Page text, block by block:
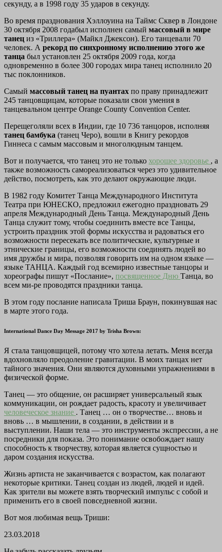
секунду, а в 1998 году 35 ударов в секунду.
Во время празднования Хэллоуина на Таймс Сквер в Лондоне
30 октября 2008 годабыл исполнен самый массовый в мире
танец из «Триллера» (Майкл Джексон). Его танцевали 70
человек. А рекорд по синхронному исполнению этого же
танца был установлен 25 октября 2009 года, когда
одновременно в более 300 городах мира танец исполнило 20
тыс поклонников.
Самый массовый танец на пуантах по праву принадлежит
245 танцовщицам, которые показали свои умения в
танцевальном центре Orange County Convention Center.
Перещеголяли всех в Индии, где 10 736 танцоров, исполняя
танец бамбука (танец Черо), вошли в Книгу рекордов
Гиннеса с самым массовым и многолюдным танцем.
Вот и получается, что танец это не только хорошее здоровье , а
также возможность самореализоваться через это удивительное
действо, посмотреть, как это делают окружающие люди.
В 1982 году Комитет Танца Международного Института
Театра при ЮНЕСКО, предложил ежегодно праздновать 29
апреля Международный День Танца. Международный День
Танца служит тому, чтобы соединить вместе все Танцы,
устроить праздник этой формы искусства и радоваться его
возможности пересекать все политические, культурные и
этнические границы, его возможности соединять людей во
имя дружбы и мира, позволяя говорить им на одном языке —
языке ТАНЦА. Каждый год всемирно известные танцоры и
хореографы пишут «Послание», посвященное Дню Танца, во
всем ми-ре проводятся праздники танца.
В этом году послание написала Триша Браун, покинувшая нас
в марте этого года.
International Dance Day Message 2017 by Trisha Brown:
Я стала танцовщицей, потому что хотела летать. Меня всегда
вдохновляло преодоление гравитации. В моих танцах нет
тайного значения. Они являются духовными упражнениями в
физической форме.
Танец — это общение, он расширяет универсальный язык
коммуникации, он рождает радость, красоту и увеличивает
человеческое знание . Танец … он о творчестве… вновь и
вновь … в мышлении, в создании, в действии и в
выступлении. Наши тела — это инструменты экспрессии, а не
посредники для показа. Это понимание освобождает нашу
способность к творчеству, которая является сущностью и
даром создания искусства.
Жизнь артиста не заканчивается с возрастом, как полагают
некоторые критики. Танец создан из людей, людей и идей.
Как зрители вы можете взять творческий импульс с собой и
применить его в своей повседневной жизни.
Вот моя любимая вещь Триши:
23.03.2018